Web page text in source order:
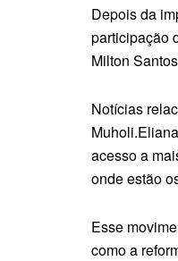
Depois da
participação
Milton
Notícias
acesso a
onde estão
Esse
como a